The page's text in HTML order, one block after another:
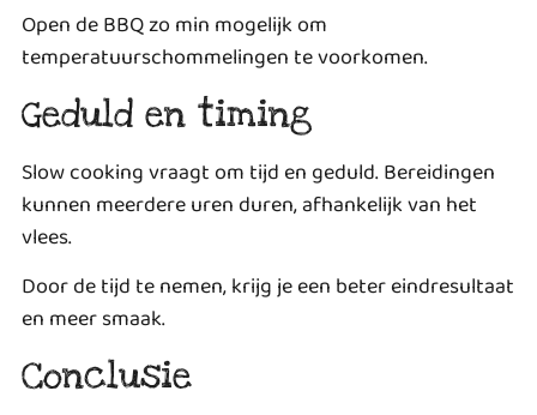
Open de BBQ zo min mogelijk om
temperatuurschommelingen te voorkomen.
Geduld en timing
Slow cooking vraagt om tijd en geduld. Bereidingen
kunnen meerdere uren duren, afhankelijk van het
vlees.
Door de tijd te nemen, krijg je een beter eindresultaat
en meer smaak.
Conclusie